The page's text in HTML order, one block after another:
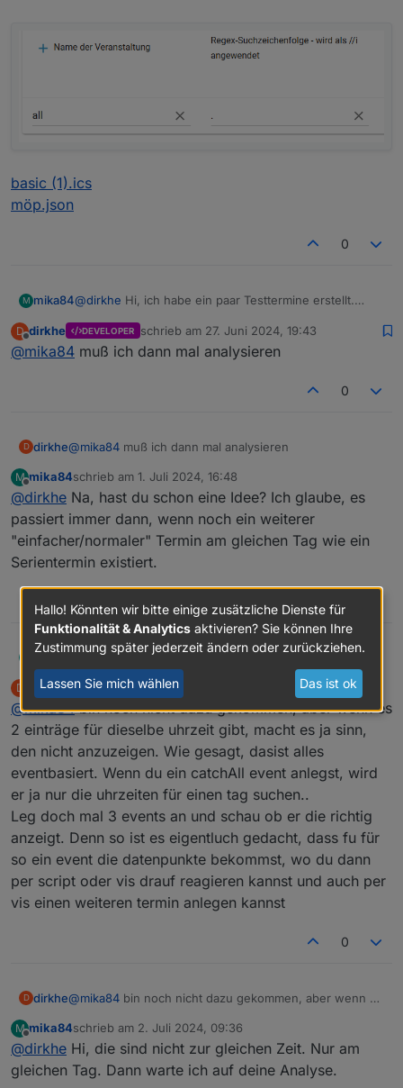
basic (1).ics
möp.json
0
M mika84@dirkhe Hi, ich habe ein paar Testtermine erstellt.
Orchester sind Serientermine (1x wöchentlich). In der
ics sind sie vorhanden. Im "data" Objekt also der json
Hab ich ebenfalls mit angehangen. Damit alles
gedownloaded wird, habe ich ein Event gesetzt. Filter
Serientermin im Kalender habe, geht der Filter da
basic (1).ics
möp.json
D
Offline
dirkhe DEVELOPER schrieb am 27. Juni 2024, 19:43
zuletzt editiert von
@mika84 muß ich dann mal analysieren
0
D dirkhe@mika84 muß ich dann mal analysieren
M
Offline
mika84schrieb am 1. Juli 2024, 16:48
zuletzt editiert von
@dirkhe Na, hast du schon eine Idee? Ich glaube, es
passiert immer dann, wenn noch ein weiterer
"einfacher/normaler" Termin am gleichen Tag wie ein
Serientermin existiert.
mika84@dirkheNa, hast du schon eine Idee? Ich glaube, es
passiert immer dann, wenn noch ein weiterer
"einfacher/normaler" Termin am gleichen Tag wie ein
Serientermin existiert.
D
Offline
dirkhe DEVELOPER schrieb am 1. Juli 2024, 21:07
zuletzt editiert von
@mika84bin noch nicht dazu gekommen, aber wenn es
2 einträge für dieselbe uhrzeit gibt, macht es ja sinn,
den nicht anzuzeigen. Wie gesagt, dasist alles
eventbasiert. Wenn du ein catchAll event anlegst, wird
er ja nur die uhrzeiten für einen tag suchen..
Leg doch mal 3 events an und schau ob er die richtig
anzeigt. Denn so ist es eigentluch gedacht, dass fu für
so ein event die datenpunkte bekommst, wo du dann
per script oder vis drauf reagieren kannst und auch per
vis einen weiteren termin anlegen kannst
0
D dirkhe@mika84 bin noch nicht dazu gekommen, aber wenn es
den nicht anzuzeigen. Wie gesagt, dasist alles
eventbasiert. Wenn du ein catchAll event anlegst, wird
er ja nur die uhrzeiten für einen tag suchen..
Leg doch mal 3 events an und schau ob er die richtig
M
Offline
mika84schrieb am 2. Juli 2024, 09:36
zuletzt editiert von
@dirkhe Hi, die sind nicht zur gleichen Zeit. Nur am
gleichen Tag. Dann warte ich auf deine Analyse.
Hallo! Könnten wir bitte einige zusätzliche Dienste für
Funktionalität & Analytics aktivieren? Sie können Ihre
Zustimmung später jederzeit ändern oder zurückziehen.
Lassen Sie mich wählen Das ist ok